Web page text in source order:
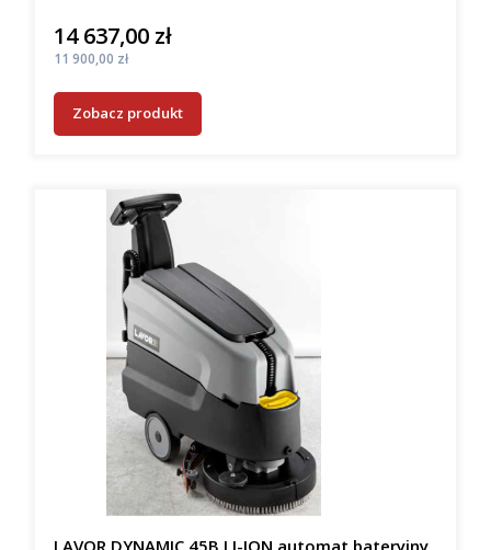
Cena
14 637,00 zł
Cena
11 900,00 zł
Zobacz produkt
LAVOR DYNAMIC 45B LI-ION automat bateryjny